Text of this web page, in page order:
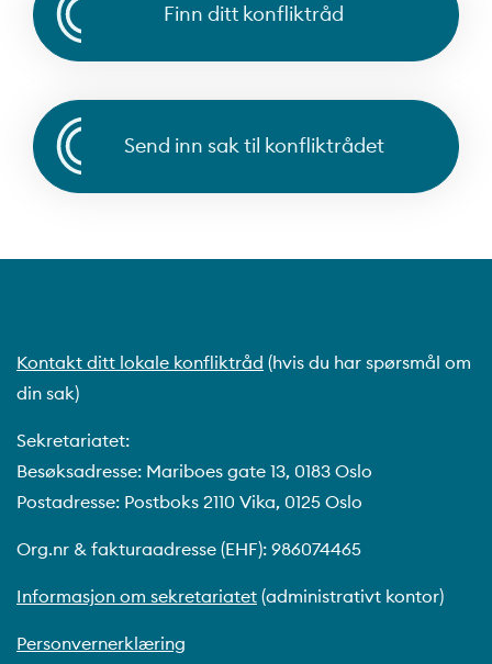
Finn ditt konfliktråd
Send inn sak til konfliktrådet
Kontakt ditt lokale konfliktråd (hvis du har spørsmål om
din sak)
Sekretariatet:
Besøksadresse: Mariboes gate 13, 0183 Oslo
Postadresse: Postboks 2110 Vika, 0125 Oslo
Org.nr & fakturaadresse (EHF): 986074465
Informasjon om sekretariatet (administrativt kontor)
Personvernerklæring